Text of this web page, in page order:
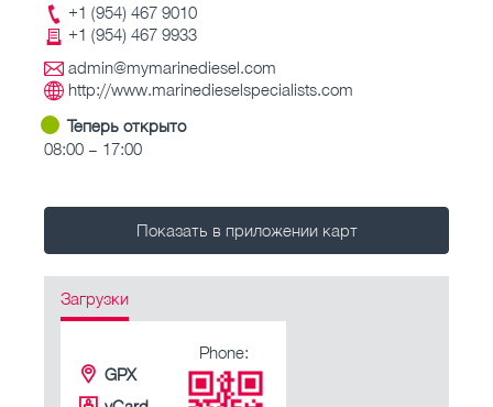
+1 (954) 467 9010
+1 (954) 467 9933
admin@mymarinediesel.com
http://www.marinedieselspecialists.com
Теперь открыто
08:00 – 17:00
Показать в приложении карт
Загрузки
GPX
Phone: